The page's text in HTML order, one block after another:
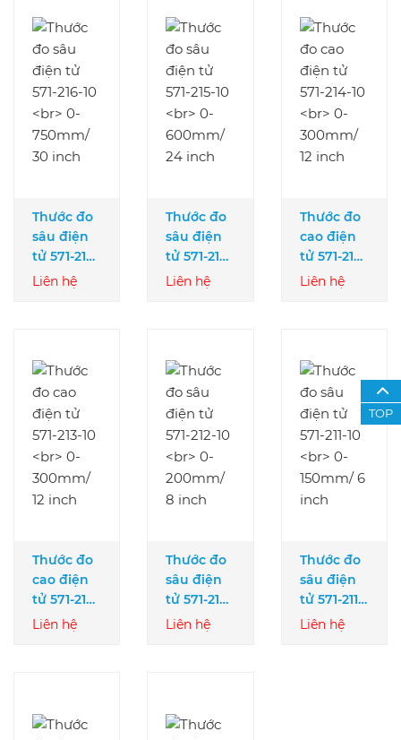
Thước đo
sâu điện
tử 571-216-
10
Liên hệ
Thước đo
sâu điện
tử 571-215-
10
Liên hệ
Thước đo
cao điện
tử 571-214-
10
Liên hệ
Thước đo
cao điện
tử 571-213-
10
Liên hệ
Thước đo
sâu điện
tử 571-212-
10
Liên hệ
Thước đo
sâu điện
tử 571-211-
10
Liên hệ
TOP